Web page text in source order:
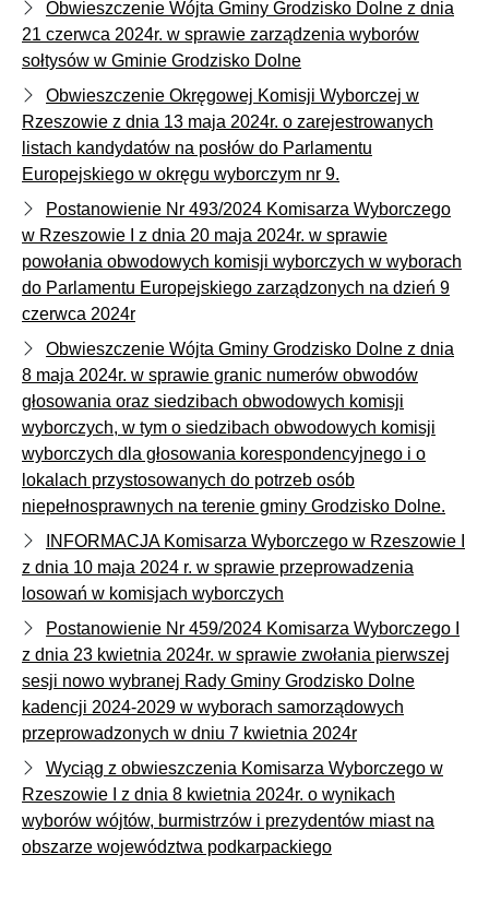
Obwieszczenie Wójta Gminy Grodzisko Dolne z dnia
21 czerwca 2024r. w sprawie zarządzenia wyborów
sołtysów w Gminie Grodzisko Dolne
Obwieszczenie Okręgowej Komisji Wyborczej w
Rzeszowie z dnia 13 maja 2024r. o zarejestrowanych
listach kandydatów na posłów do Parlamentu
Europejskiego w okręgu wyborczym nr 9.
Postanowienie Nr 493/2024 Komisarza Wyborczego
w Rzeszowie I z dnia 20 maja 2024r. w sprawie
powołania obwodowych komisji wyborczych w wyborach
do Parlamentu Europejskiego zarządzonych na dzień 9
czerwca 2024r
Obwieszczenie Wójta Gminy Grodzisko Dolne z dnia
8 maja 2024r. w sprawie granic numerów obwodów
głosowania oraz siedzibach obwodowych komisji
wyborczych, w tym o siedzibach obwodowych komisji
wyborczych dla głosowania korespondencyjnego i o
lokalach przystosowanych do potrzeb osób
niepełnosprawnych na terenie gminy Grodzisko Dolne.
INFORMACJA Komisarza Wyborczego w Rzeszowie I
z dnia 10 maja 2024 r. w sprawie przeprowadzenia
losowań w komisjach wyborczych
Postanowienie Nr 459/2024 Komisarza Wyborczego I
z dnia 23 kwietnia 2024r. w sprawie zwołania pierwszej
sesji nowo wybranej Rady Gminy Grodzisko Dolne
kadencji 2024-2029 w wyborach samorządowych
przeprowadzonych w dniu 7 kwietnia 2024r
Wyciąg z obwieszczenia Komisarza Wyborczego w
Rzeszowie I z dnia 8 kwietnia 2024r. o wynikach
wyborów wójtów, burmistrzów i prezydentów miast na
obszarze województwa podkarpackiego